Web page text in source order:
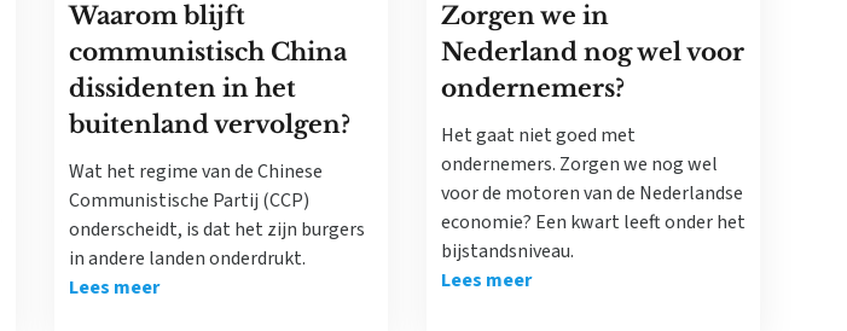
Waarom blijft
communistisch China
dissidenten in het
buitenland vervolgen?
Wat het regime van de Chinese
Communistische Partij (CCP)
onderscheidt, is dat het zijn burgers
in andere landen onderdrukt.
Lees meer
Zorgen we in
Nederland nog wel voor
ondernemers?
Het gaat niet goed met
ondernemers. Zorgen we nog wel
voor de motoren van de Nederlandse
economie? Een kwart leeft onder het
bijstandsniveau.
Lees meer